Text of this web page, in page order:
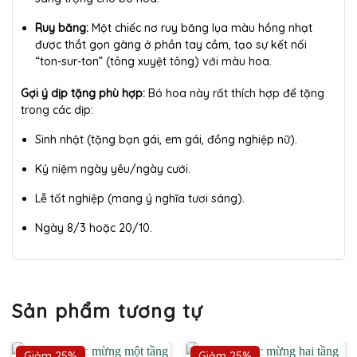
Ruy băng: Một chiếc nơ ruy băng lụa màu hồng nhạt
được thắt gọn gàng ở phần tay cầm, tạo sự kết nối
“ton-sur-ton” (tông xuyệt tông) với màu hoa.
Gợi ý dịp tặng phù hợp: Bó hoa này rất thích hợp để tặng
trong các dịp:
Sinh nhật (tặng bạn gái, em gái, đồng nghiệp nữ).
Kỷ niệm ngày yêu/ngày cưới.
Lễ tốt nghiệp (mang ý nghĩa tươi sáng).
Ngày 8/3 hoặc 20/10.
Sản phẩm tương tự